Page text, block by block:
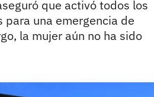
que activó todos los
una emergencia de
la mujer aún no ha sido